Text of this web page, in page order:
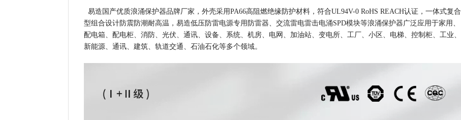
易造国产优质浪涌保护器品牌厂家，外壳采用PA66高阻燃绝缘防护材料，符合UL94V-0 RoHS REACH认证，一体式复合
型组合设计防震防潮耐高温，易造低压防雷电源专用防雷器、交流雷电雷击电涌SPD模块等浪涌保护器广泛应用于家用、
配电箱、配电柜、消防、光伏、通讯、设备、系统、机房、电网、加油站、变电所、工厂、小区、电梯、控制柜、工业、
新能源、通讯、建筑、轨道交通、石油石化等多个领域。